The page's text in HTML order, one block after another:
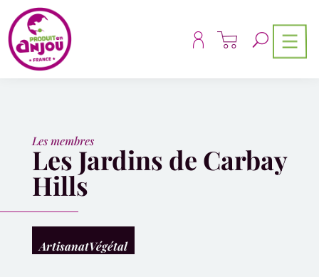
Les membres
Les Jardins de Carbay
Hills
ArtisanatVégétal
Panneau de gestion des cookies